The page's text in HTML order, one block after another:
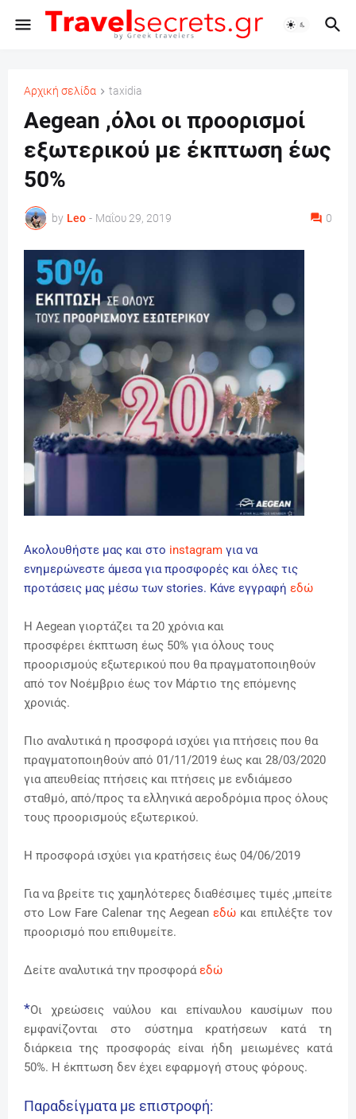
Αρχική σελίδα taxidia
Aegean ,όλοι οι προορισμοί
εξωτερικού με έκπτωση έως
50%
by Leo - Μαΐου 29, 2019 0
Ακολουθήστε μας και στο instagram για να
ενημερώνεστε άμεσα για προσφορές και όλες τις
προτάσεις μας μέσω των stories. Κάνε εγγραφή εδώ
Η Aegean γιορτάζει τα 20 χρόνια και
προσφέρει έκπτωση έως 50% για όλους τους
προορισμούς εξωτερικού που θα πραγματοποιηθούν
από τον Νοέμβριο έως τον Μάρτιο της επόμενης
χρονιάς.
Πιο αναλυτικά η προσφορά ισχύει για πτήσεις που θα
πραγματοποιηθούν από 01/11/2019 έως και 28/03/2020
για απευθείας πτήσεις και πτήσεις με ενδιάμεσο
σταθμό, από/προς τα ελληνικά αεροδρόμια προς όλους
τους προορισμούς εξωτερικού.
Η προσφορά ισχύει για κρατήσεις έως 04/06/2019
Για να βρείτε τις χαμηλότερες διαθέσιμες τιμές ,μπείτε
στο Low Fare Calenar της Aegeanεδώ και επιλέξτε τον
προορισμό που επιθυμείτε.
Δείτε αναλυτικά την προσφοράεδώ
*Οι χρεώσεις ναύλου και επίναυλου καυσίμων που
εμφανίζονται στο σύστημα κρατήσεων κατά τη
διάρκεια της προσφοράς είναι ήδη μειωμένες κατά
50%. Η έκπτωση δεν έχει εφαρμογή στους φόρους.
Παραδείγματα με επιστροφή: